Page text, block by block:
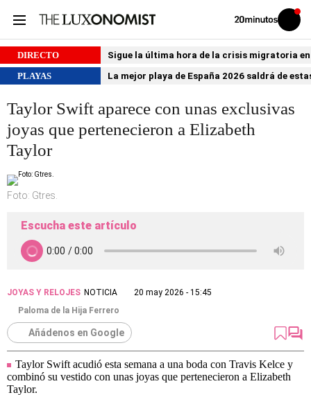
Volver
Iniciar
sesión
DIRECTO
Sigue la última hora de la crisis migratoria
PLAYAS
La mejor playa de España 2026 saldrá de
Taylor Swift aparece con unas exclusivas
joyas que pertenecieron a Elizabeth
Taylor
Foto: Gtres.
Escucha este artículo
JOYAS Y RELOJES NOTICIA
20 may 2026 - 15:45
Paloma de la Hija Ferrero
Añádenos en Google
Taylor Swift acudió esta semana a una boda con Travis Kelce y
combinó su vestido con unas joyas que pertenecieron a Elizabeth
Taylor.